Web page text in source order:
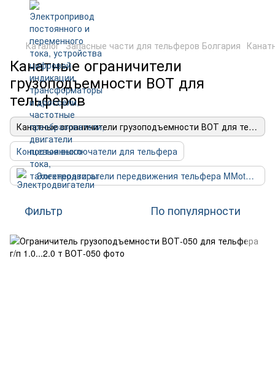
Каталог Запасные части для тельферов Болгария
Канатные ограничители
грузоподъемности ВОТ для
тельферов
Канатные ограничители грузоподъемности ВОТ для тельферов
Концевые выключатели для тельфера
Электродвигатели передвижения тельфера MMotors (Болгария)
Фильтр По популярности